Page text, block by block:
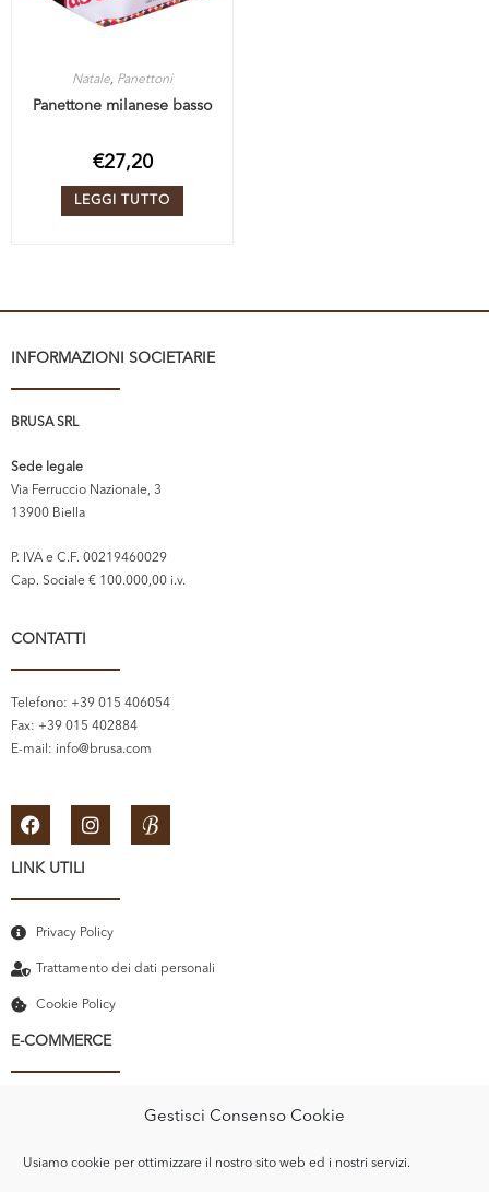
Gestisci Consenso Cookie
Usiamo cookie per ottimizzare il nostro sito web ed i nostri servizi.
Natale, Panettoni
Panettone milanese basso
€27,20
LEGGI TUTTO
INFORMAZIONI SOCIETARIE
BRUSA SRL
Sede legale
Via Ferruccio Nazionale, 3
13900 Biella
P. IVA e C.F. 00219460029
Cap. Sociale € 100.000,00 i.v.
CONTATTI
Telefono: +39 015 406054
Fax: +39 015 402884
E-mail: info@brusa.com
LINK UTILI
Privacy Policy
Trattamento dei dati personali
Cookie Policy
E-COMMERCE